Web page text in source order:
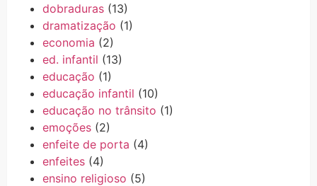
dobraduras (13)
dramatização (1)
economia (2)
ed. infantil (13)
educação (1)
educação infantil (10)
educação no trânsito (1)
emoções (2)
enfeite de porta (4)
enfeites (4)
ensino religioso (5)